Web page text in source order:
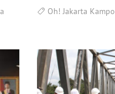
Oh! Jakarta